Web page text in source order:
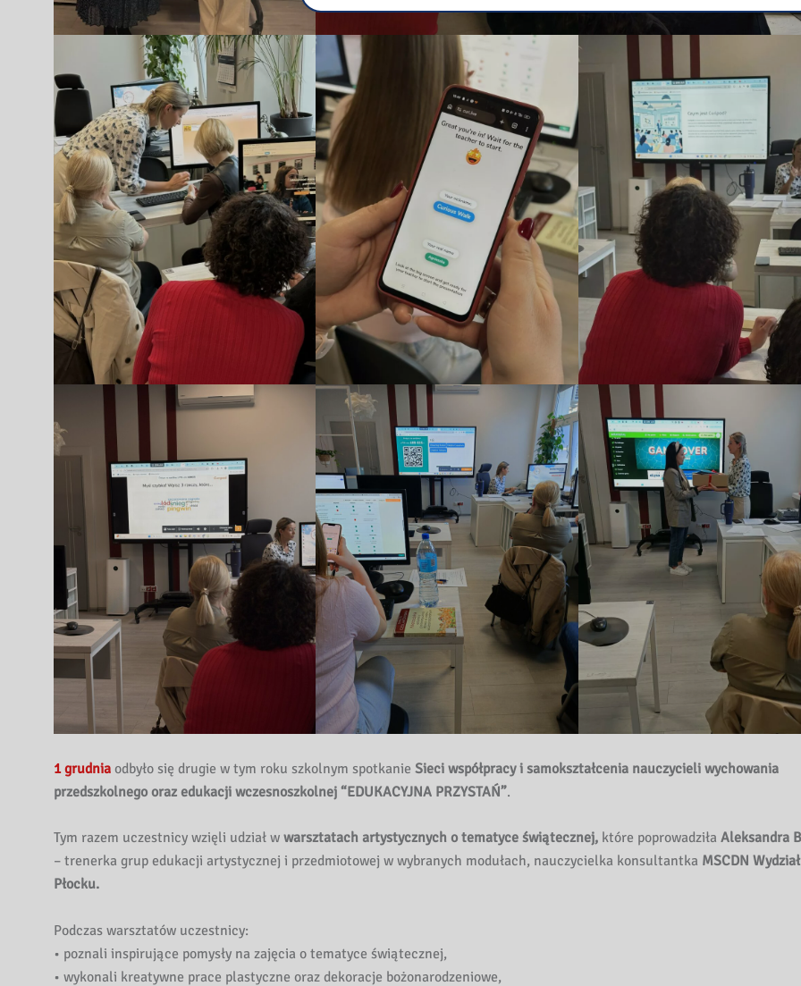
1 grudnia odbyło się drugie w tym roku szkolnym spotkanie Sieci współpracy i samokształcenia nauczycieli wychowania
przedszkolnego oraz edukacji wczesnoszkolnej “EDUKACYJNA PRZYSTAŃ”.
Tym razem uczestnicy wzięli udział w warsztatach artystycznych o tematyce świątecznej, które poprowadziła Aleksandra
– trenerka grup edukacji artystycznej i przedmiotowej w wybranych modułach, nauczycielka konsultantka MSCDN
Płocku.
Podczas warsztatów uczestnicy:
• poznali inspirujące pomysły na zajęcia o tematyce świątecznej,
• wykonali kreatywne prace plastyczne oraz dekoracje bożonarodzeniowe,